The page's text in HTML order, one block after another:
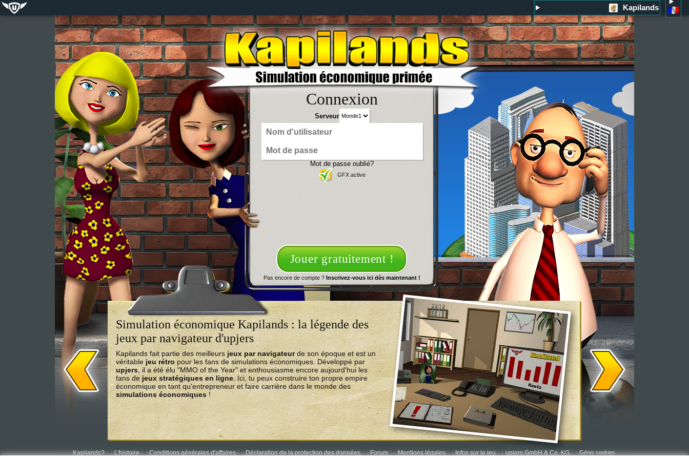
Kapilands
Connexion
Serveur
Mot de passe oublié?
GFX active
Jouer gratuitement !
Pas encore de compte ? Inscrivez-vous ici dès maintenant !
Simulation économique Kapilands : la légende des
jeux par navigateur d'upjers
Kapilands fait partie des meilleurs jeux par navigateurde son époque et est un
véritable jeu rétro pour les fans de simulations économiques. Développé par
upjers, il a été élu "MMO of the Year" et enthousiasme encore aujourd'hui les
fans dejeux stratégiques en ligne. Ici, tu peux construire ton propre empire
économique en tant qu'entrepreneur et faire carrière dans le monde des
simulations économiques !
Kapilands? L'histoire Conditions générales d'affaires Déclaration de la protection des données Forum Mentions légales Infos sur le jeu upjers GmbH & Co. KG Gérer cookies